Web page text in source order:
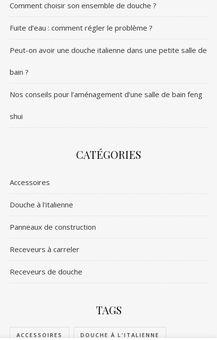
Comment choisir son ensemble de douche ?
Fuite d’eau : comment régler le problème ?
Peut-on avoir une douche italienne dans une petite salle de
bain ?
Nos conseils pour l’aménagement d’une salle de bain feng
shui
CATÉGORIES
Accessoires
Douche à l'italienne
Panneaux de construction
Receveurs à carreler
Receveurs de douche
TAGS
ACCESSOIRES DOUCHE À L'ITALIENNE